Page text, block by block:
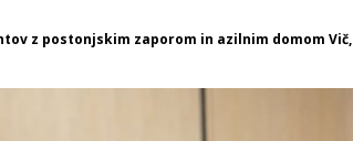
z postonjskim zaporom in azilnim domom Vič,